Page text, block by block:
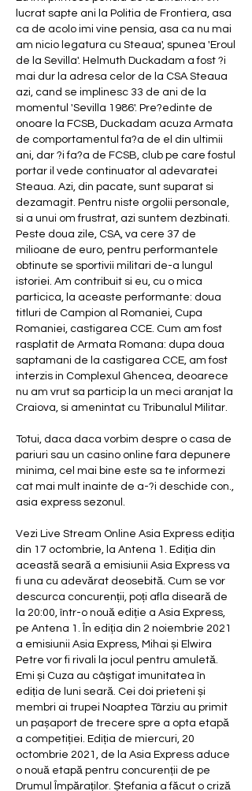
lucrat sapte ani la Politia de Frontiera, asa
ca de acolo imi vine pensia, asa ca nu mai
am nicio legatura cu Steaua', spunea 'Eroul
de la Sevilla'. Helmuth Duckadam a fost ?i
mai dur la adresa celor de la CSA Steaua
azi, cand se implinesc 33 de ani de la
momentul 'Sevilla 1986'. Pre?edinte de
onoare la FCSB, Duckadam acuza Armata
de comportamentul fa?a de el din ultimii
ani, dar ?i fa?a de FCSB, club pe care fostul
portar il vede continuator al adevaratei
Steaua. Azi, din pacate, sunt suparat si
dezamagit. Pentru niste orgolii personale,
si a unui om frustrat, azi suntem dezbinati.
Peste doua zile, CSA, va cere 37 de
milioane de euro, pentru performantele
obtinute se sportivii militari de-a lungul
istoriei. Am contribuit si eu, cu o mica
particica, la aceaste performante: doua
titluri de Campion al Romaniei, Cupa
Romaniei, castigarea CCE. Cum am fost
rasplatit de Armata Romana: dupa doua
saptamani de la castigarea CCE, am fost
interzis in Complexul Ghencea, deoarece
nu am vrut sa particip la un meci aranjat la
Craiova, si amenintat cu Tribunalul Militar.
Totui, daca daca vorbim despre o casa de
pariuri sau un casino online fara depunere
minima, cel mai bine este sa te informezi
cat mai mult inainte de a-?i deschide con.,
asia express sezonul.
Vezi Live Stream Online Asia Express ediția
din 17 octombrie, la Antena 1. Ediția din
această seară a emisiunii Asia Express va
fi una cu adevărat deosebită. Cum se vor
descurca concurenții, poți afla diseară de
la 20:00, într-o nouă ediție a Asia Express,
pe Antena 1. În ediția din 2 noiembrie 2021
a emisiunii Asia Express, Mihai și Elwira
Petre vor fi rivali la jocul pentru amuletă.
Emi și Cuza au câștigat imunitatea în
ediția de luni seară. Cei doi prieteni și
membri ai trupei Noaptea Târziu au primit
un pașaport de trecere spre a opta etapă
a competiției. Ediția de miercuri, 20
octombrie 2021, de la Asia Express aduce
o nouă etapă pentru concurenții de pe
Drumul Împăraților. Ștefania a făcut o criză